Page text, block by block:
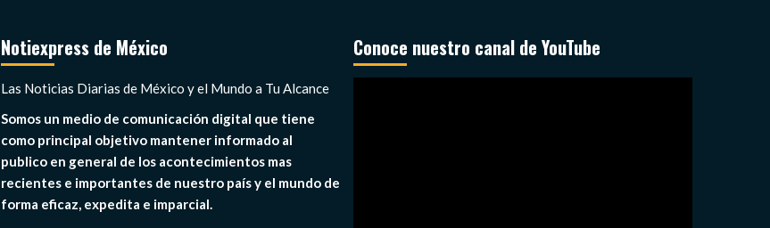
Notiexpress de México
Las Noticias Diarias de México y el Mundo a Tu Alcance
Somos un medio de comunicación digital que tiene
como principal objetivo mantener informado al
publico en general de los acontecimientos mas
recientes e importantes de nuestro país y el mundo de
forma eficaz, expedita e imparcial.
Conoce nuestro canal de YouTube